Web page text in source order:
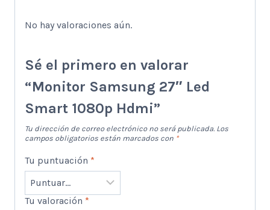
No hay valoraciones aún.
Sé el primero en valorar
“Monitor Samsung 27″ Led
Smart 1080p Hdmi”
Tu dirección de correo electrónico no será publicada. Los
campos obligatorios están marcados con *
Tu puntuación *
Tu valoración *